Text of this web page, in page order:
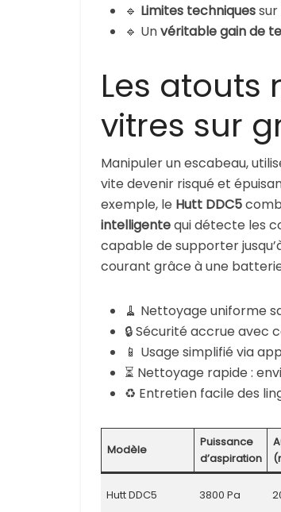
🔹 Limites techniques
🔹 Unvéritable gain de
Les
vitres sur
Manipuler un escabeau,
vite devenir risqué et
exemple, le Hutt DDC5
intelligentequi détecte les
capable de supporter
courant grâce à une
🧹 Nettoyage uniforme
🔒 Sécurité accrue
📱 Usage simplifié via
⏳ Nettoyage rapide :
♻️ Entretien facile des
Modèle
Puissance
d’aspiration
Hutt DDC5 3800 Pa